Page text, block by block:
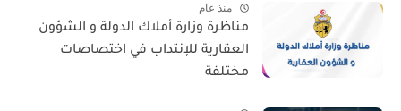
منذ عام
مناظرة وزارة أملاك الدولة و الشؤون
العقارية للإنتداب في اختصاصات
مختلفة